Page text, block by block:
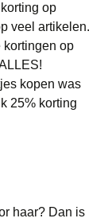
op
veel artikelen.
kortingen op
kopen was
25% korting
haar? Dan is